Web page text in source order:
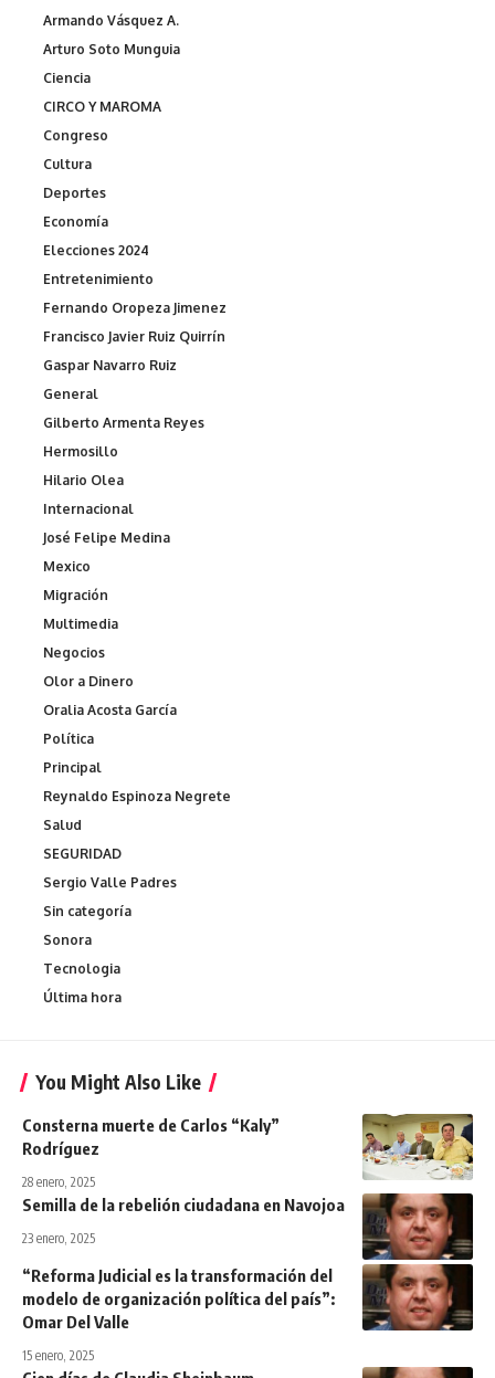
Armando Vásquez A.
Arturo Soto Munguia
Ciencia
CIRCO Y MAROMA
Congreso
Cultura
Deportes
Economía
Elecciones 2024
Entretenimiento
Fernando Oropeza Jimenez
Francisco Javier Ruiz Quirrín
Gaspar Navarro Ruiz
General
Gilberto Armenta Reyes
Hermosillo
Hilario Olea
Internacional
José Felipe Medina
Mexico
Migración
Multimedia
Negocios
Olor a Dinero
Oralia Acosta García
Política
Principal
Reynaldo Espinoza Negrete
Salud
SEGURIDAD
Sergio Valle Padres
Sin categoría
Sonora
Tecnologia
Última hora
You Might Also Like
Consterna muerte de Carlos “Kaly”
Rodríguez
28 enero, 2025
Semilla de la rebelión ciudadana en Navojoa
23 enero, 2025
“Reforma Judicial es la transformación del
modelo de organización política del país”:
Omar Del Valle
15 enero, 2025